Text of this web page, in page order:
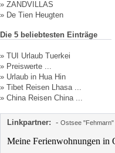
» ZANDVILLAS
» De Tien Heugten
Die 5 beliebtesten Einträge
» TUI Urlaub Tuerkei
» Preiswerte ...
» Urlaub in Hua Hin
» Tibet Reisen Lhasa ...
» China Reisen China ...
Linkpartner: - Ostsee
Meine Ferienwohnungen in